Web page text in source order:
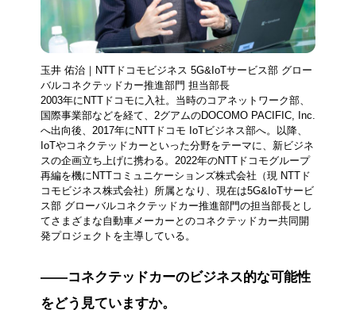
玉井 佑治｜NTTドコモビジネス 5G&IoTサービス部 グロー
バルコネクテッドカー推進部門 担当部長
2003年にNTTドコモに入社。当時のコアネットワーク部、
国際事業部などを経て、2グアムのDOCOMO PACIFIC, Inc.
へ出向後、2017年にNTTドコモ IoTビジネス部へ。以降、
IoTやコネクテッドカーといった分野をテーマに、新ビジネ
スの企画立ち上げに携わる。2022年のNTTドコモグループ
再編を機にNTTコミュニケーションズ株式会社（現 NTTド
コモビジネス株式会社）所属となり、現在は5G&IoTサービ
ス部 グローバルコネクテッドカー推進部門の担当部長とし
てさまざまな自動車メーカーとのコネクテッドカー共同開
発プロジェクトを主導している。
――コネクテッドカーのビジネス的な可能性
をどう見ていますか。